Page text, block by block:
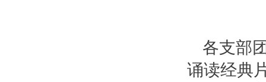
各支部
诵读经典